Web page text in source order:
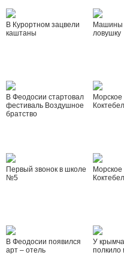
В Курортном зацвели
каштаны
Машины
ловушку
В Феодосии стартовал
фестиваль Воздушное
братство
Морское
Первый звонок в школе
№5
Морское
В Феодосии появился
арт – отель
У
полкило